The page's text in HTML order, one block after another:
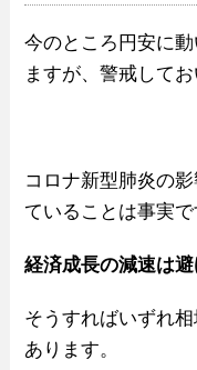
今のところ円安に
ますが、警戒して
コロナ新型肺炎の
ていることは事実で
経済成長の減速は避
そうすればいずれ
あります。